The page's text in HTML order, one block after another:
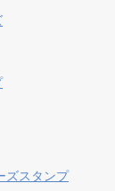
ズスタンプ